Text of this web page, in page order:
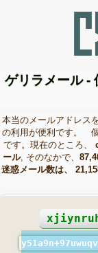
ゲリラメール -
本当のメールアドレス
の利用が便利です。
です。現在のところ、
ール, そのなかで、
迷惑メール数は、